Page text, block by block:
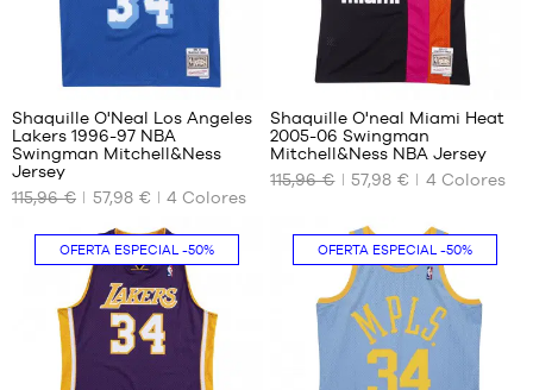
TAMAÑOS
DISPONIBLES
XS
S
Shaquille O'Neal Los Angeles
Lakers 1996-97 NBA
Swingman Mitchell&Ness
Jersey
115,96 €
57,98 € 4 Colores
TAMAÑOS
S
66
Shaquille O'neal Miami Heat
2005-06 Swingman
Mitchell&Ness NBA Jersey
115,96 €
57,98 € 4Colores
OFERTA ESPECIAL -50% OFERTA ESPECIAL -50%